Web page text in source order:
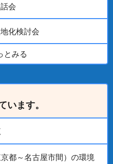
会
化検討会
とみる
います。
都～名古屋市間）の環境